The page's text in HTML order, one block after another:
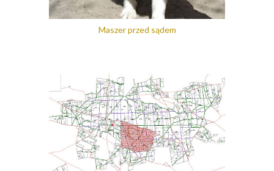
Maszer przed sądem